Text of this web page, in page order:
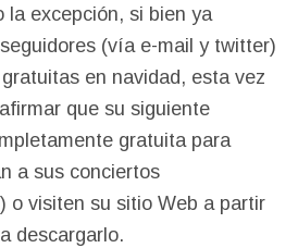
la excepción, si bien ya
(vía e-mail y twitter)
en navidad, esta vez
que su siguiente
gratuita para
a sus conciertos
o visiten su sitio Web a partir
descargarlo.